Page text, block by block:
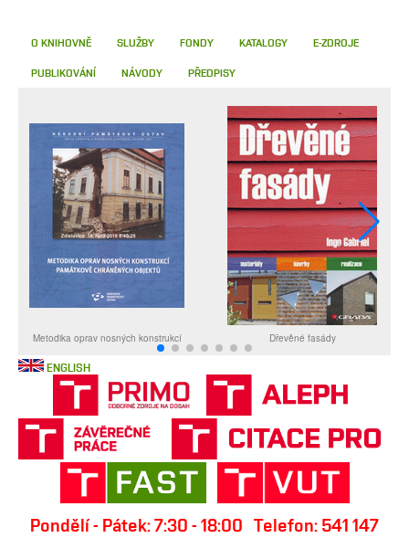
O KNIHOVNĚ SLUŽBY FONDY KATALOGY E-ZDROJE
PUBLIKOVÁNÍ NÁVODY PŘEDPISY
ENGLISH
Pondělí - Pátek: 7:30 - 18:00 Telefon: 541 147